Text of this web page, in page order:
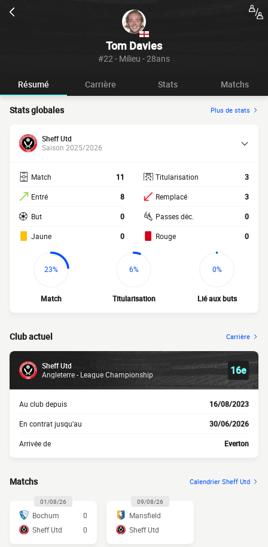
Tom Davies
#22 - Milieu - 28ans
Résumé Carrière Stats Matchs
Stats globales Plus de stats
Sheff Utd
Saison 2025/2026
Match 11
Entré 8
But 0
Jaune 0
Titularisation 3
Remplacé 3
Passes déc. 0
Rouge 0
23%
Match
6%
Titularisation
0%
Lié aux buts
Club actuel Carrière
Sheff Utd
Angleterre - League Championship
16e
Au club depuis 16/08/2023
En contrat jusqu'au 30/06/2026
Arrivée de Everton
Matchs Calendrier Sheff Utd
01/08/26
Bochum
0
Sheff Utd
0
09/08/26
Mansfield
Sheff Utd